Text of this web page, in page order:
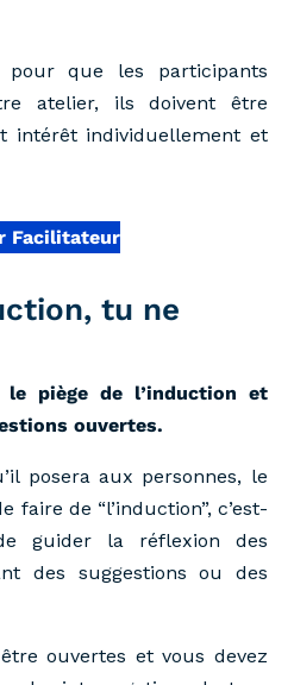
pour que les participants
atelier, ils doivent être
intérêt individuellement et
Facilitateur
tu ne
le piège de l’induction et
ouvertes.
posera aux personnes, le
faire de “l’induction”, c’est-
guider la réflexion des
des suggestions ou des
ouvertes et vous devez